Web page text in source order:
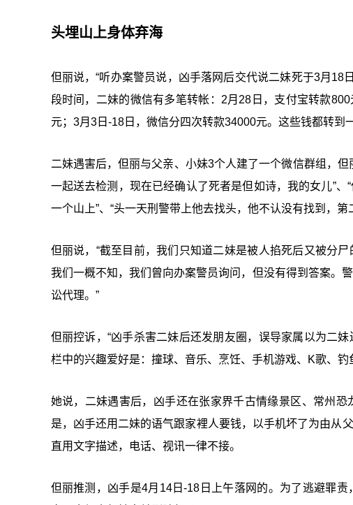
头埋山上身体弃海
但丽说，“听办案警员说，凶手落网后交代说二妹死于3月
段时间，二妹的微信有多笔转帐：2月28日，支付宝转款
元；3月3日-18日，微信分四次转款34000元。这些钱都转到
二妹遇害后，但丽与父亲、小妹3个人建了一个微信群组，
一起送去检测，现在已经确认了死者是但如诗，我的女儿”
一个山上”、“头一天刑警带上他去找头，他不认没有找到，第
但丽说，“截至目前，我们只知道二妹是被人掐死后又被分
我们一概不知，我们曾向办案警员询问，但没有得到答案。
讼代理。”
但丽控诉，“凶手杀害二妹后还发朋友圈，误导家属以为二
栏中的兴趣爱好是：撞球、音乐、烹饪、手机游戏、K歌、钓
她说，二妹遇害后，凶手还在张家界千古情缘景区、常州
是，凶手还用二妹的语气跟家裡人要钱，以手机坏了为由从
直用文字描述，电话、视讯一律不接。
但丽推测，凶手是4月14日-18日上午落网的。为了逃避罪